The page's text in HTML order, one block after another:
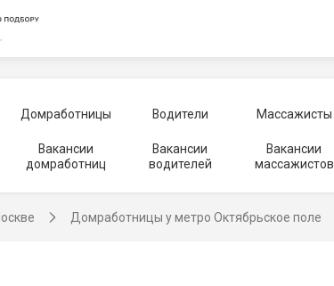
Домработницы Водители Массажисты
Вакансии
домработниц
Вакансии
водителей
Вакансии
массажистов
Домработницы у метро Октябрьское поле